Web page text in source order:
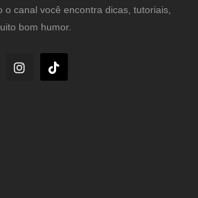
o canal você encontra dicas, tutoriais,
bom humor.